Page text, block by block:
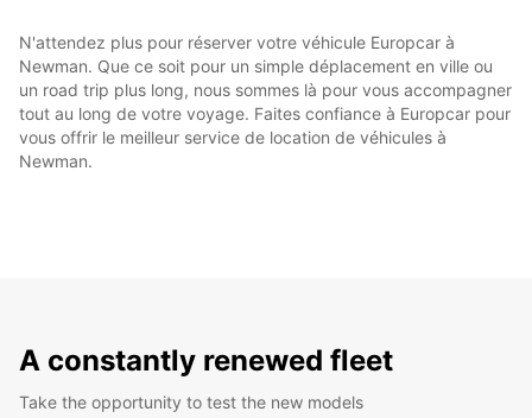
N'attendez plus pour réserver votre véhicule Europcar à
Newman. Que ce soit pour un simple déplacement en ville ou
un road trip plus long, nous sommes là pour vous accompagner
tout au long de votre voyage. Faites confiance à Europcar pour
vous offrir le meilleur service de location de véhicules à
Newman.
A constantly renewed fleet
Take the opportunity to test the new models